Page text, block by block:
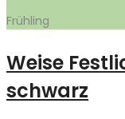
Frühling
Weise
schwarz